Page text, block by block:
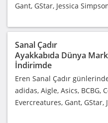
Gant, GStar, Jessica
Sanal Çadır
Ayakkabıda Dünya
İndirimde
Eren Sanal Çadır
adidas, Aigle, Asics, BCBG,
Evercreatures, Gant, GStar,